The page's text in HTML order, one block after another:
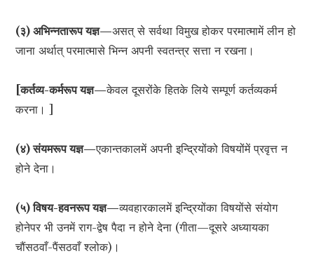
(३) अभिन्नतारूप यज्ञ—असत् से सर्वथा विमुख होकर परमात्मामें लीन हो
जाना अर्थात् परमात्मासे भिन्न अपनी स्वतन्त्र सत्ता न रखना।
[कर्तव्य-कर्मरूप यज्ञ—केवल दूसरोंके हितके लिये सम्पूर्ण कर्तव्यकर्म
करना। ]
(४) संयमरूप यज्ञ—एकान्तकालमें अपनी इन्द्रियोंको विषयोंमें प्रवृत्त न
होने देना।
(५) विषय-हवनरूप यज्ञ—व्यवहारकालमें इन्द्रियोंका विषयोंसे संयोग
होनेपर भी उनमें राग-द्वेष पैदा न होने देना (गीता—दूसरे अध्यायका
चौंसठवाँ-पैंसठवाँ श्लोक)।